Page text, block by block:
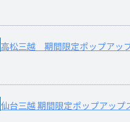
高松三越 期間限定ポップアッ
仙台三越 期間限定ポップアップ